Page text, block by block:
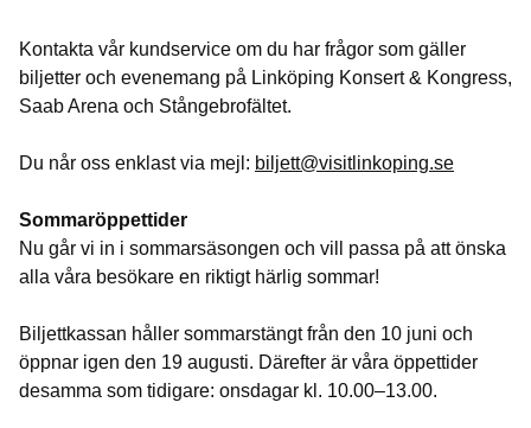
Kontakta vår kundservice om du har frågor som gäller
biljetter och evenemang på Linköping Konsert & Kongress,
Saab Arena och Stångebrofältet.
Du når oss enklast via mejl: biljett@visitlinkoping.se
Sommaröppettider
Nu går vi in i sommarsäsongen och vill passa på att önska
alla våra besökare en riktigt härlig sommar!
Biljettkassan håller sommarstängt från den 10 juni och
öppnar igen den 19 augusti. Därefter är våra öppettider
desamma som tidigare: onsdagar kl. 10.00–13.00.